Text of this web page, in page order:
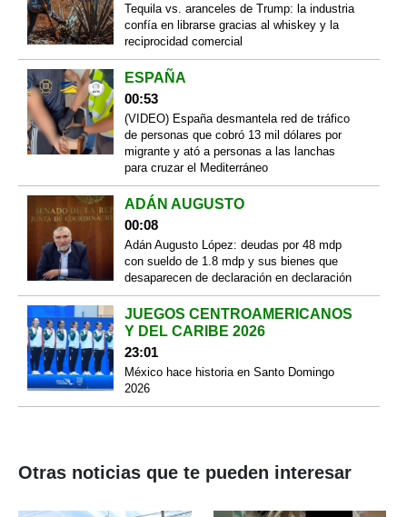
Tequila vs. aranceles de Trump: la industria
confía en librarse gracias al whiskey y la
reciprocidad comercial
ESPAÑA
00:53
(VIDEO) España desmantela red de tráfico
de personas que cobró 13 mil dólares por
migrante y ató a personas a las lanchas
para cruzar el Mediterráneo
ADÁN AUGUSTO
00:08
Adán Augusto López: deudas por 48 mdp
con sueldo de 1.8 mdp y sus bienes que
desaparecen de declaración en declaración
JUEGOS CENTROAMERICANOS
Y DEL CARIBE 2026
23:01
México hace historia en Santo Domingo
2026
Otras noticias que te pueden interesar